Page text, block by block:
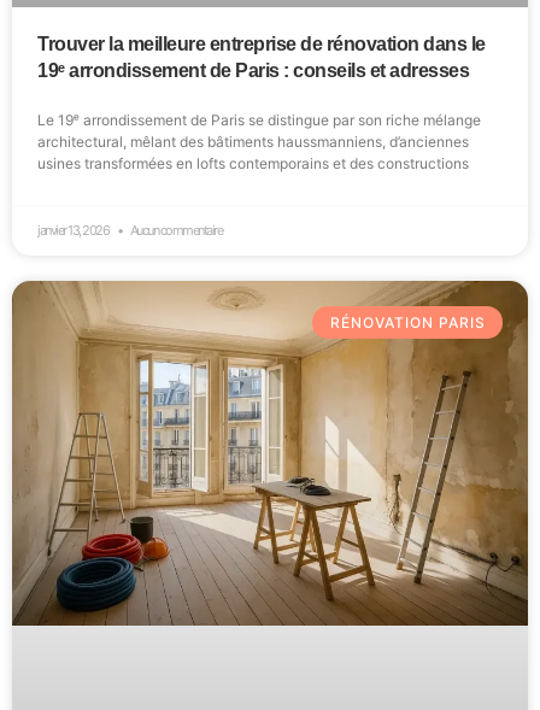
Trouver la meilleure entreprise de rénovation dans le
19ᵉ arrondissement de Paris : conseils et adresses
Le 19ᵉ arrondissement de Paris se distingue par son riche mélange
architectural, mêlant des bâtiments haussmanniens, d’anciennes
usines transformées en lofts contemporains et des constructions
janvier 13, 2026 Aucun commentaire
RÉNOVATION PARIS